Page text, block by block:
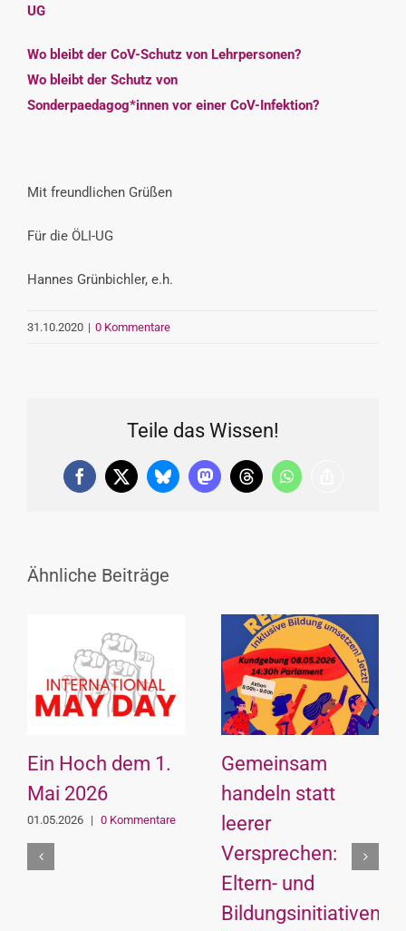
UG
Wo bleibt der CoV-Schutz von Lehrpersonen?
Wo bleibt der Schutz von
Sonderpaedagog*innen vor einer CoV-Infektion?
Mit freundlichen Grüßen
Für die ÖLI-UG
Hannes Grünbichler, e.h.
31.10.2020 | 0 Kommentare
Teile das Wissen!
Facebook
X BlueskyMastodonThreadsWhatsApp
Ähnliche Beiträge
Ein Hoch dem 1.
Mai 2026
01.05.2026 | 0 Kommentare
Gemeinsam
handeln statt
leerer
Versprechen:
Eltern- und
Bildungsinitiativen